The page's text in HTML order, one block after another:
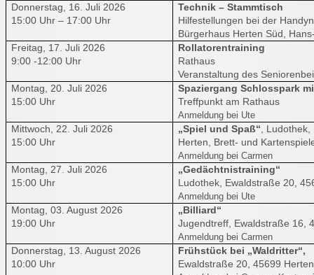
Donnerstag, 16. Juli 2026
15:00 Uhr – 17:00 Uhr
Technik – Stammtisch
Hilfestellungen bei der
Bürgerhaus Herten Süd,
Freitag, 17. Juli 2026
9:00 -12:00 Uhr
Rollatorentraining
Rathaus
Veranstaltung des
Montag, 20. Juli 2026
15:00 Uhr
Spaziergang Schlosspark
Treffpunkt am Rathaus
Anmeldung bei Ute
Mittwoch, 22. Juli 2026
15:00 Uhr
„Spiel und Spaß“, Ludothek,
Herten, Brett- und
Anmeldung bei Carmen
Montag, 27. Juli 2026
15:00 Uhr
„Gedächtnistraining“
Ludothek, Ewaldstraße 20,
Anmeldung bei Ute
Montag, 03. August 2026
19:00 Uhr
„Billiard“
Jugendtreff, Ewaldstraße 16,
Anmeldung bei Carmen
Donnerstag, 13. August 2026
10:00 Uhr
Frühstück bei „Waldritter“,
Ewaldstraße 20, 45699 Herten